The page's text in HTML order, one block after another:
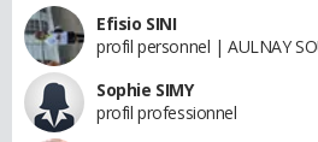
Efisio SINI
profil personnel | AULNAY
Sophie SIMY
profil professionnel